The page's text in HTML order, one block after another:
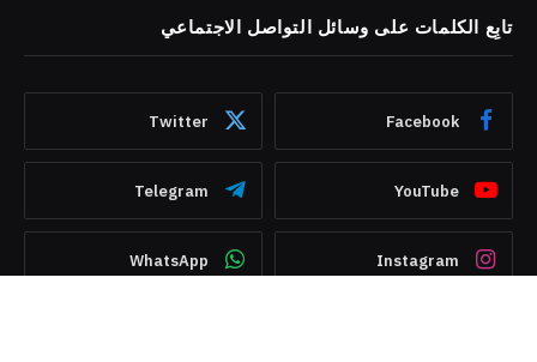
تابِع الكلمات على وسائل التواصل الاجتماعي
Facebook
Twitter
YouTube
Telegram
Instagram
WhatsApp